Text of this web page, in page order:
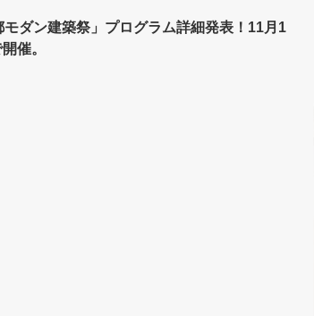
モダン建築祭」プログラム詳細発表！11月1
催。